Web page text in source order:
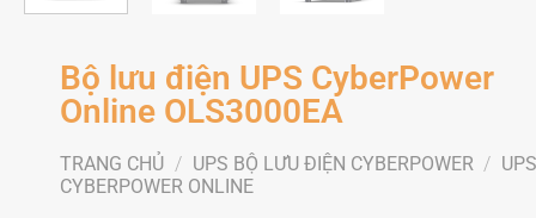
Bộ lưu điện UPS CyberPower
Online OLS3000EA
TRANG CHỦ / UPS BỘ LƯU ĐIỆN CYBERPOWER /
CYBERPOWER ONLINE